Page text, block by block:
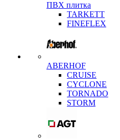
ПВХ плитка
TARKETT
FINEFLEX
ABERHOF
CRUISE
CYCLONE
TORNADO
STORM